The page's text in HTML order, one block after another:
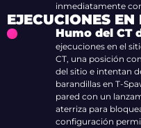
inmediatamente
EJECUCIONES
Humo del CT
ejecuciones en el
CT, una posición
del sitio e intentan
barandillas en T-
pared con un
aterriza para
configuración